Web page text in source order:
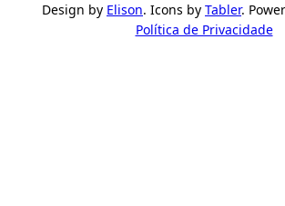
Design by Elison. Icons by Tabler.
Política de Privacidade